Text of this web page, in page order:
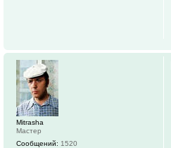
Mitrasha
Мастер
Сообщений: 1520